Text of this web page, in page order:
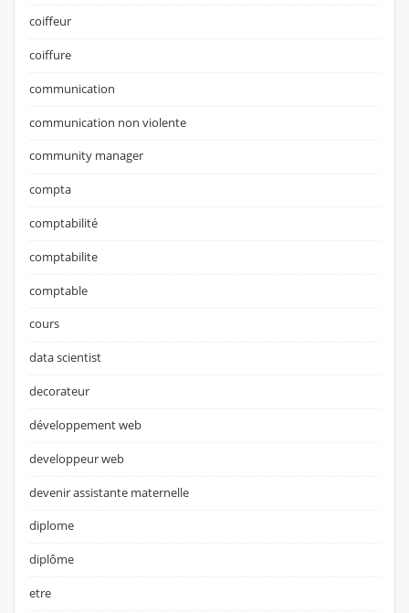
coiffeur
coiffure
communication
communication non violente
community manager
compta
comptabilité
comptabilite
comptable
cours
data scientist
decorateur
développement web
developpeur web
devenir assistante maternelle
diplome
diplôme
etre